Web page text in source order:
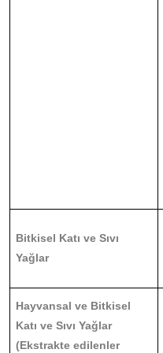
Bitkisel Katı ve Sıvı
Yağlar
Hayvansal ve Bitkisel
Katı ve Sıvı Yağlar
(Ekstrakte edilenler